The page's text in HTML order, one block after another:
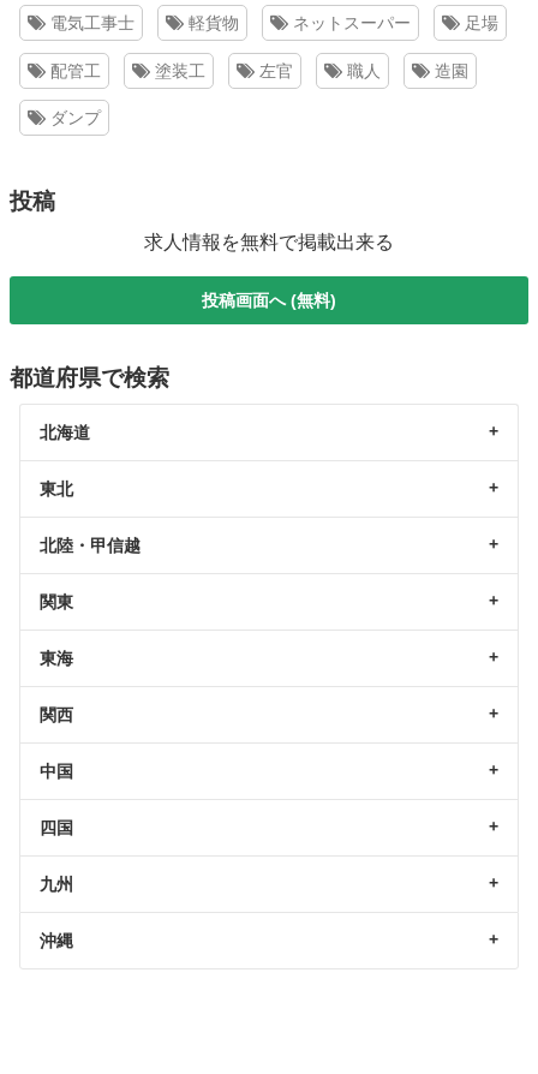
電気工事士 軽貨物 ネットスーパー 足場
配管工 塗装工 左官 職人 造園
ダンプ
投稿
求人情報を無料で掲載出来る
投稿画面へ (無料)
都道府県で検索
北海道
東北
北陸・甲信越
関東
東海
関西
中国
四国
九州
沖縄